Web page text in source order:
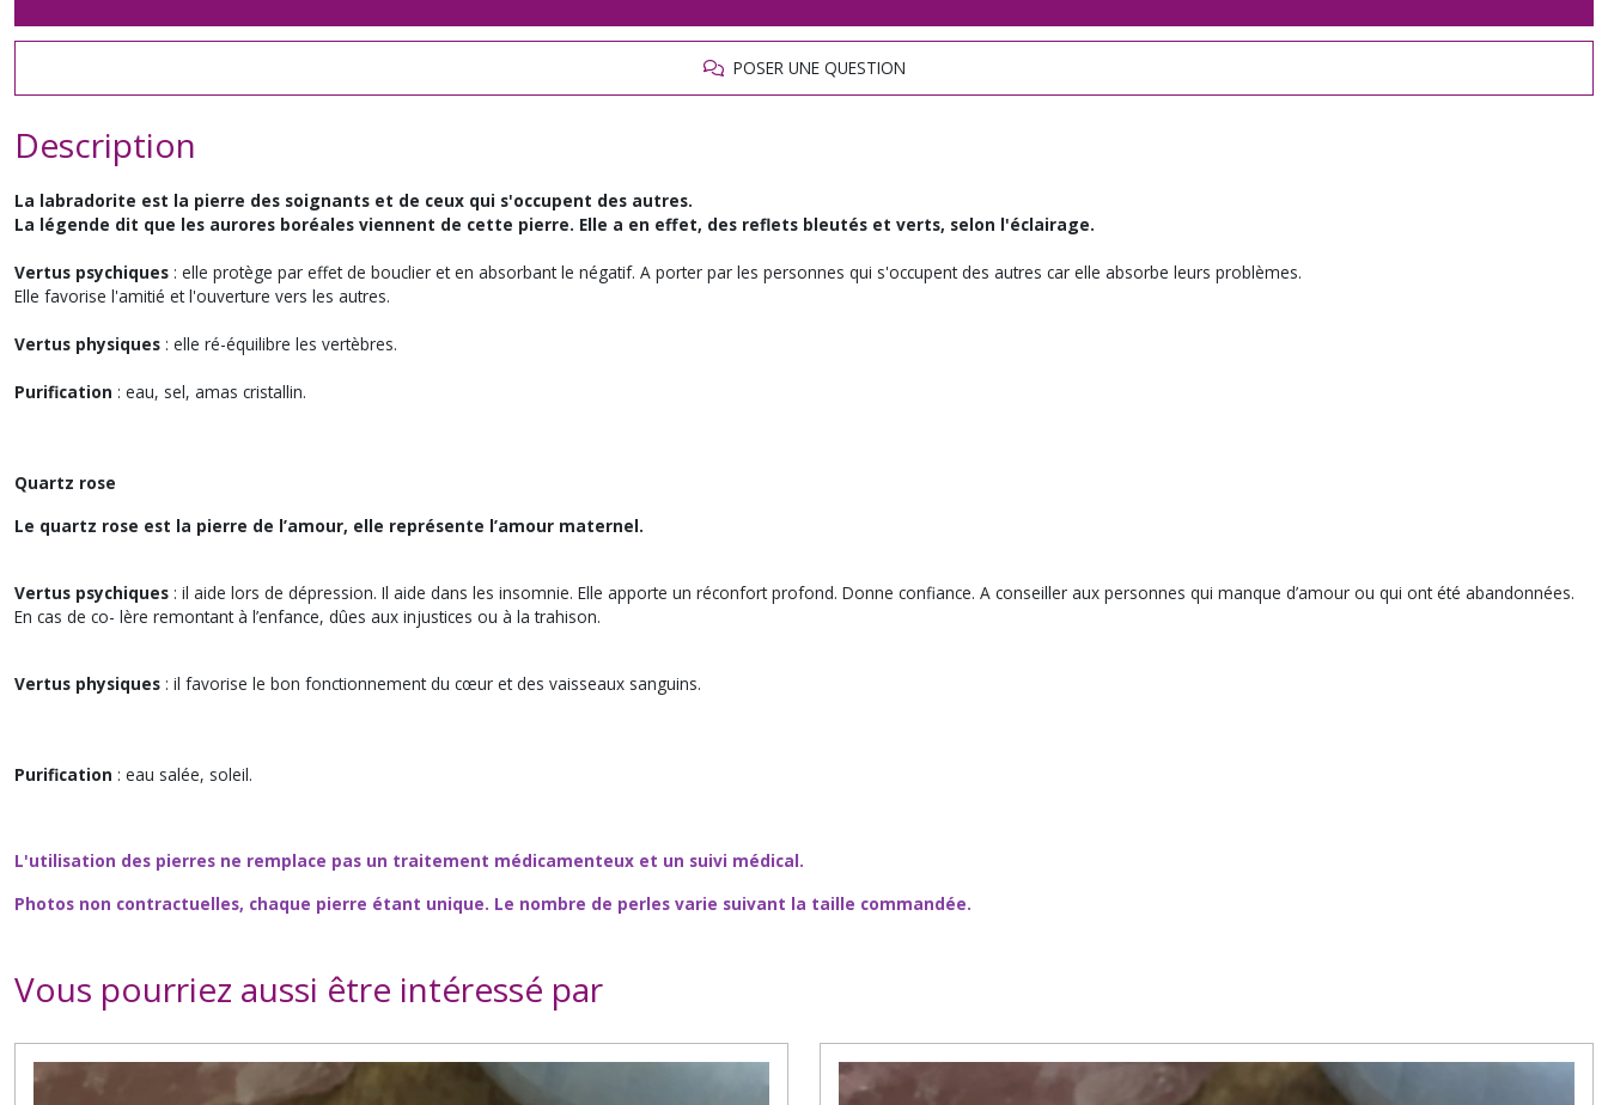
POSER UNE QUESTION
Description
La labradorite est la pierre des soignants et de ceux qui s'occupent des autres.
La légende dit que les aurores boréales viennent de cette pierre. Elle a en effet, des reflets bleutés et verts, selon l'éclairage.
Vertus psychiques : elle protège par effet de bouclier et en absorbant le négatif. A porter par les personnes qui s'occupent des autres car elle absorbe leurs problèmes.
Elle favorise l'amitié et l'ouverture vers les autres.
Vertus physiques : elle ré-équilibre les vertèbres.
Purification : eau, sel, amas cristallin.
Quartz rose
Le quartz rose est la pierre de l’amour, elle représente l’amour maternel.
Vertus psychiques : il aide lors de dépression. Il aide dans les insomnie. Elle apporte un réconfort profond. Donne confiance. A conseiller aux personnes qui manque d’amour ou qui ont été abandonnées.
En cas de co- lère remontant à l’enfance, dûes aux injustices ou à la trahison.
Vertus physiques : il favorise le bon fonctionnement du cœur et des vaisseaux sanguins.
Purification : eau salée, soleil.
L'utilisation des pierres ne remplace pas un traitement médicamenteux et un suivi médical.
Photos non contractuelles, chaque pierre étant unique. Le nombre de perles varie suivant la taille commandée.
Vous pourriez aussi être intéressé par